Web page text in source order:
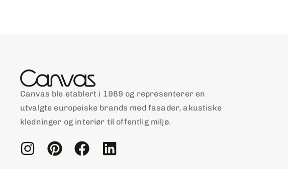
Canvas ble etablert i 1989 og representerer en
utvalgte europeiske brands med fasader, akustiske
kledninger og interiør til offentlig miljø.